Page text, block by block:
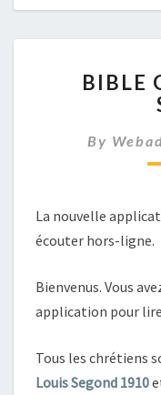
BIBLE
By
La nouvelle
écouter hors-ligne.
Bienvenus. Vous
application pour
Tous les chrétiens
Louis Segond 1910